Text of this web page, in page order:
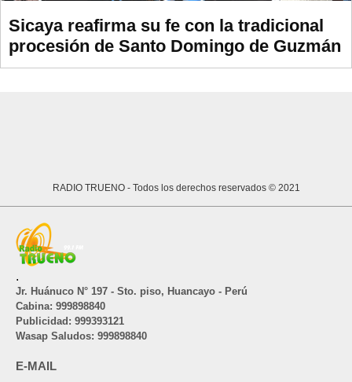
Sicaya reafirma su fe con la tradicional
procesión de Santo Domingo de Guzmán
RADIO TRUENO - Todos los derechos reservados © 2021
.
Jr. Huánuco N° 197 - Sto. piso, Huancayo - Perú
Cabina: 999898840
Publicidad: 999393121
Wasap Saludos: 999898840
E-MAIL